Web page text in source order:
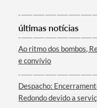
Categorias gerais
últimas notícias
Ao ritmo dos bombos,
e convívio
Despacho:
Redondo devido a